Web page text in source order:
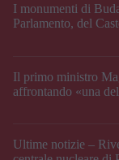
I monumenti di
Parlamento, del
Il primo ministro
affrontando «una
Ultime notizie –